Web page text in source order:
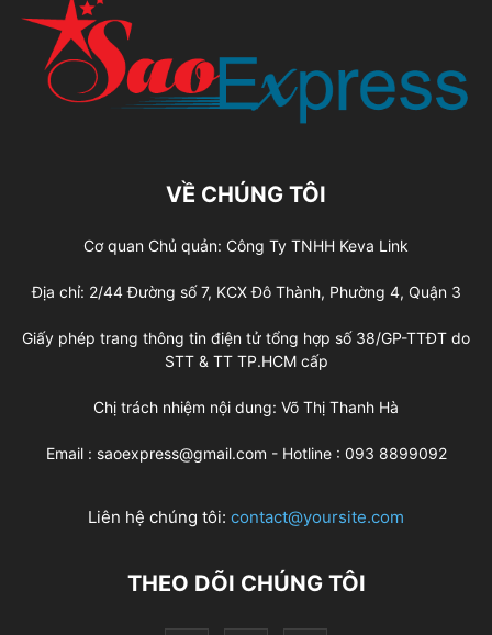
VỀ CHÚNG TÔI
Cơ quan Chủ quản: Công Ty TNHH Keva Link
Địa chỉ: 2/44 Đường số 7, KCX Đô Thành, Phường 4, Quận 3
Giấy phép trang thông tin điện tử tổng hợp số 38/GP-TTĐT do
STT & TT TP.HCM cấp
Chị trách nhiệm nội dung: Võ Thị Thanh Hà
Email : saoexpress@gmail.com - Hotline : 093 8899092
Liên hệ chúng tôi: contact@yoursite.com
THEO DÕI CHÚNG TÔI